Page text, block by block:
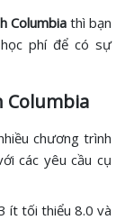
Columbia thì bạn
phí để có sự
Columbia
chương trình
các yêu cầu cụ
ít tối thiểu 8.0 và